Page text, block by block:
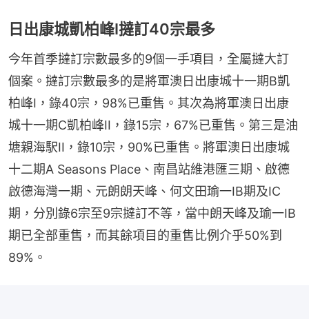
日出康城凱柏峰I撻訂40宗最多
今年首季撻訂宗數最多的9個一手項目，全屬撻大訂
個案。撻訂宗數最多的是將軍澳日出康城十一期B凱
柏峰I，錄40宗，98%已重售。其次為將軍澳日出康
城十一期C凱柏峰II，錄15宗，67%已重售。第三是油
塘親海駅II，錄10宗，90%已重售。將軍澳日出康城
十二期A Seasons Place、南昌站維港匯三期、啟德
啟德海灣一期、元朗朗天峰、何文田瑜一IB期及IC
期，分別錄6宗至9宗撻訂不等，當中朗天峰及瑜一IB
期已全部重售，而其餘項目的重售比例介乎50%到
89%。